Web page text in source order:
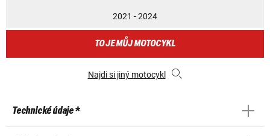
2021 - 2024
TO JE MŮJ MOTOCYKL
Najdi si jiný motocykl
Technické údaje *